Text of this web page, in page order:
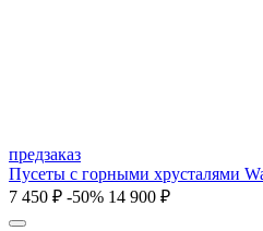
предзаказ
Пусеты с горными хрусталями
7 450 ₽ -50% 14 900 ₽